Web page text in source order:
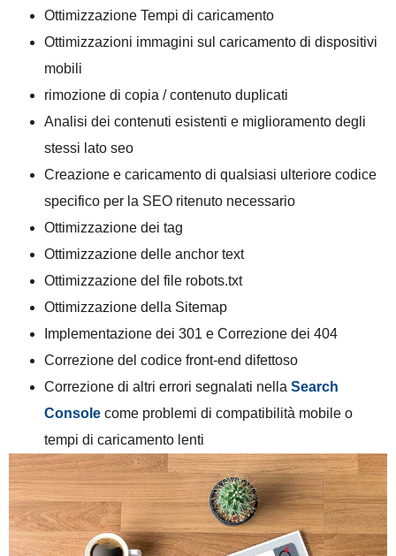
Ottimizzazione Tempi di caricamento
Ottimizzazioni immagini sul caricamento di dispositivi
mobili
rimozione di copia / contenuto duplicati
Analisi dei contenuti esistenti e miglioramento degli
stessi lato seo
Creazione e caricamento di qualsiasi ulteriore codice
specifico per la SEO ritenuto necessario
Ottimizzazione dei tag
Ottimizzazione delle anchor text
Ottimizzazione del file robots.txt
Ottimizzazione della Sitemap
Implementazione dei 301 e Correzione dei 404
Correzione del codice front-end difettoso
Correzione di altri errori segnalati nella Search
Console come problemi di compatibilità mobile o
tempi di caricamento lenti